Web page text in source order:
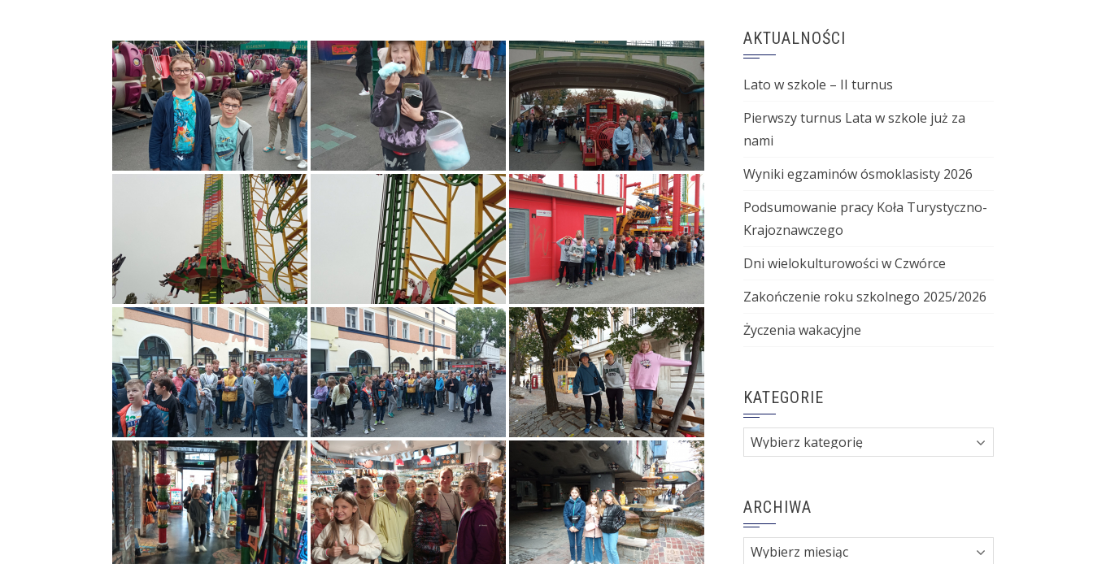
AKTUALNOŚCI
Lato w szkole – II turnus
Pierwszy turnus Lata w szkole już za
nami
Wyniki egzaminów ósmoklasisty 2026
Podsumowanie pracy Koła Turystyczno-
Krajoznawczego
Dni wielokulturowości w Czwórce
Zakończenie roku szkolnego 2025/2026
Życzenia wakacyjne
KATEGORIE
Kategorie
ARCHIWA
Archiwa